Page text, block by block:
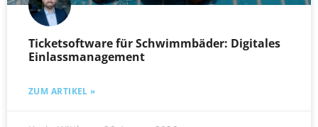
Ticketsoftware für Schwimmbäder: Digitales
Einlassmanagement
ZUM ARTIKEL »